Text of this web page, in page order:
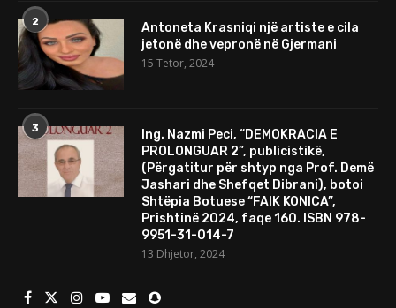
2
Antoneta Krasniqi një artiste e cila
jetonë dhe vepronë në Gjermani
15 Tetor, 2024
3
Ing. Nazmi Peci, “DEMOKRACIA E
PROLONGUAR 2”, publicistikë,
(Përgatitur për shtyp nga Prof. Demë
Jashari dhe Shefqet Dibrani), botoi
Shtëpia Botuese “FAIK KONICA”,
Prishtinë 2024, faqe 160. ISBN 978-
9951-31-014-7
13 Dhjetor, 2024